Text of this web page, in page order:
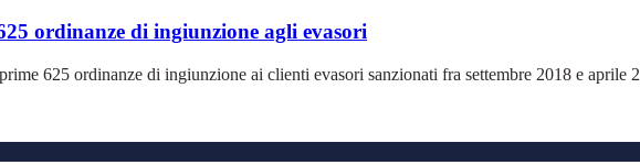
ordinanze di ingiunzione agli evasori
625 ordinanze di ingiunzione ai clienti evasori sanzionati fra settembre 2018 e